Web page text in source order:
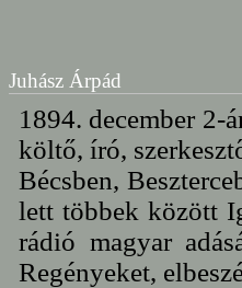
Juhász Árpád
1894. december 2-
költő, író,
Bécsben,
lett többek között
rádió magyar
Regényeket,